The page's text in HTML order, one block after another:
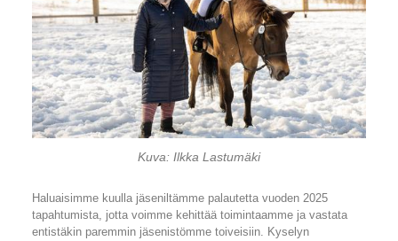
Kuva: Ilkka Lastumäki
Haluaisimme kuulla jäseniltämme palautetta vuoden 2025
tapahtumista, jotta voimme kehittää toimintaamme ja vastata
entistäkin paremmin jäsenistömme toiveisiin. Kyselyn